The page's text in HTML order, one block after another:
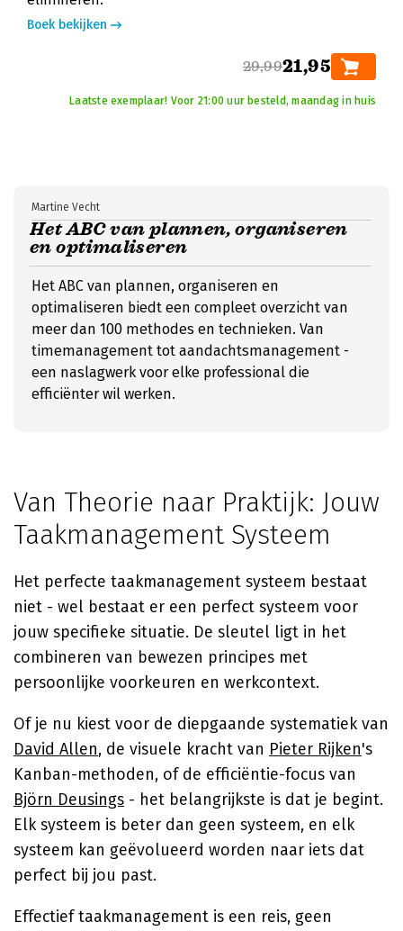
Boek bekijken
29,9921,95
Laatste exemplaar! Voor 21:00 uur besteld, maandag in huis
Het ABC van plannen, organiseren
en optimaliseren
Martine Vecht
Het ABC van plannen, organiseren en
optimaliseren biedt een compleet overzicht van
meer dan 100 methodes en technieken. Van
timemanagement tot aandachtsmanagement -
een naslagwerk voor elke professional die
efficiënter wil werken.
Van Theorie naar Praktijk: Jouw
Taakmanagement Systeem
Het perfecte taakmanagement systeem bestaat
niet - wel bestaat er een perfect systeem voor
jouw specifieke situatie. De sleutel ligt in het
combineren van bewezen principes met
persoonlijke voorkeuren en werkcontext.
Of je nu kiest voor de diepgaande systematiek van
David Allen, de visuele kracht van Pieter Rijken's
Kanban-methoden, of de efficiëntie-focus van
Björn Deusings - het belangrijkste is dat je begint.
Elk systeem is beter dan geen systeem, en elk
systeem kan geëvolueerd worden naar iets dat
perfect bij jou past.
Effectief taakmanagement is een reis, geen